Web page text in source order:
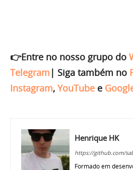
👉Entre no nosso grupo do
Telegram | Siga também no
Instagram, YouTube e
Henrique HK
https://github.com/
Formado em